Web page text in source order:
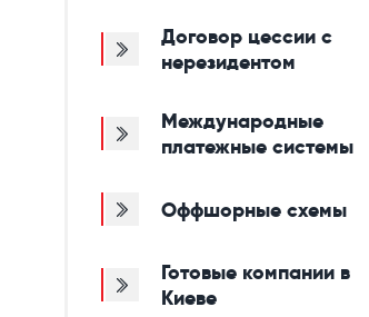
Договор цессии с
нерезидентом
Международные
платежные системы
Оффшорные схемы
Готовые компании в
Киеве